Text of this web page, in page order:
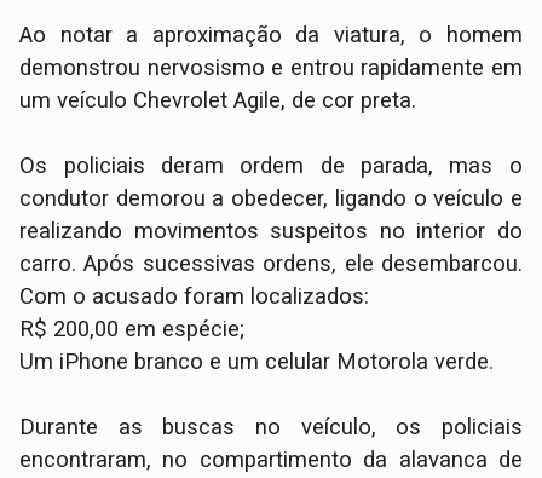
Ao notar a aproximação da viatura, o homem
demonstrou nervosismo e entrou rapidamente em
um veículo Chevrolet Agile, de cor preta.
​Os policiais deram ordem de parada, mas o
condutor demorou a obedecer, ligando o veículo e
realizando movimentos suspeitos no interior do
carro. Após sucessivas ordens, ele desembarcou.
Com o acusado foram localizados:
​R$ 200,00 em espécie;
​Um iPhone branco e um celular Motorola verde.
​Durante as buscas no veículo, os policiais
encontraram, no compartimento da alavanca de